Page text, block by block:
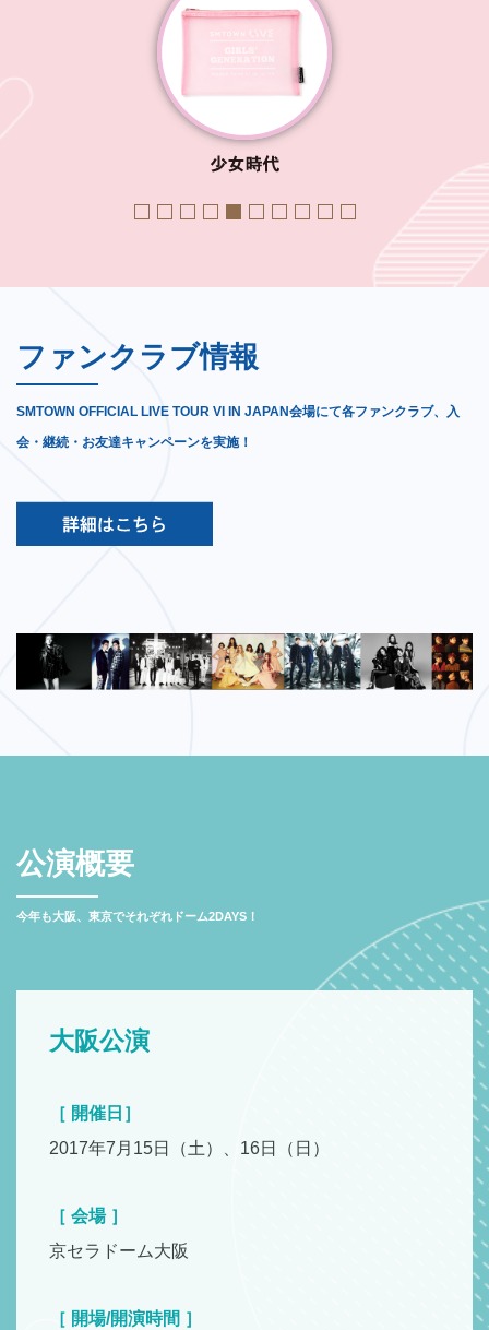
"> "> "> "> "> "> "> "> "> ">
ファンクラブ情報
SMTOWN OFFICIAL LIVE TOUR VI IN JAPAN会場にて各ファンクラブ、入
会・継続・お友達キャンペーンを実施！
公演概要
今年も大阪、東京でそれぞれドーム2DAYS！
大阪公演
［ 開催日］
2017年7月15日（土）、16日（日）
［ 会場 ］
京セラドーム大阪
［ 開場/開演時間 ］